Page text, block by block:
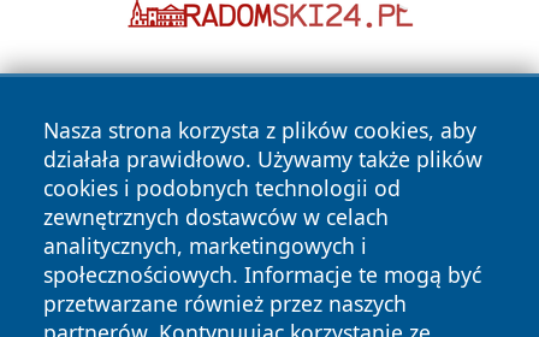
Nasza strona korzysta z plików cookies, aby
działała prawidłowo. Używamy także plików
cookies i podobnych technologii od
zewnętrznych dostawców w celach
analitycznych, marketingowych i
społecznościowych. Informacje te mogą być
przetwarzane również przez naszych
Copyright © 2026 echobialystok.pl Wszystkie prawa
zastrzeżone.